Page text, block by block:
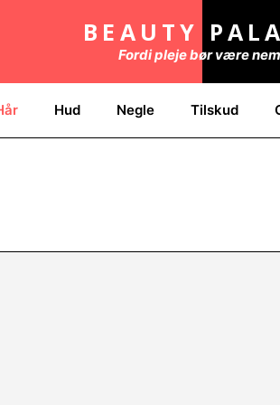
BEAUTY
Fordi pleje bør være
Hud Negle Tilskud